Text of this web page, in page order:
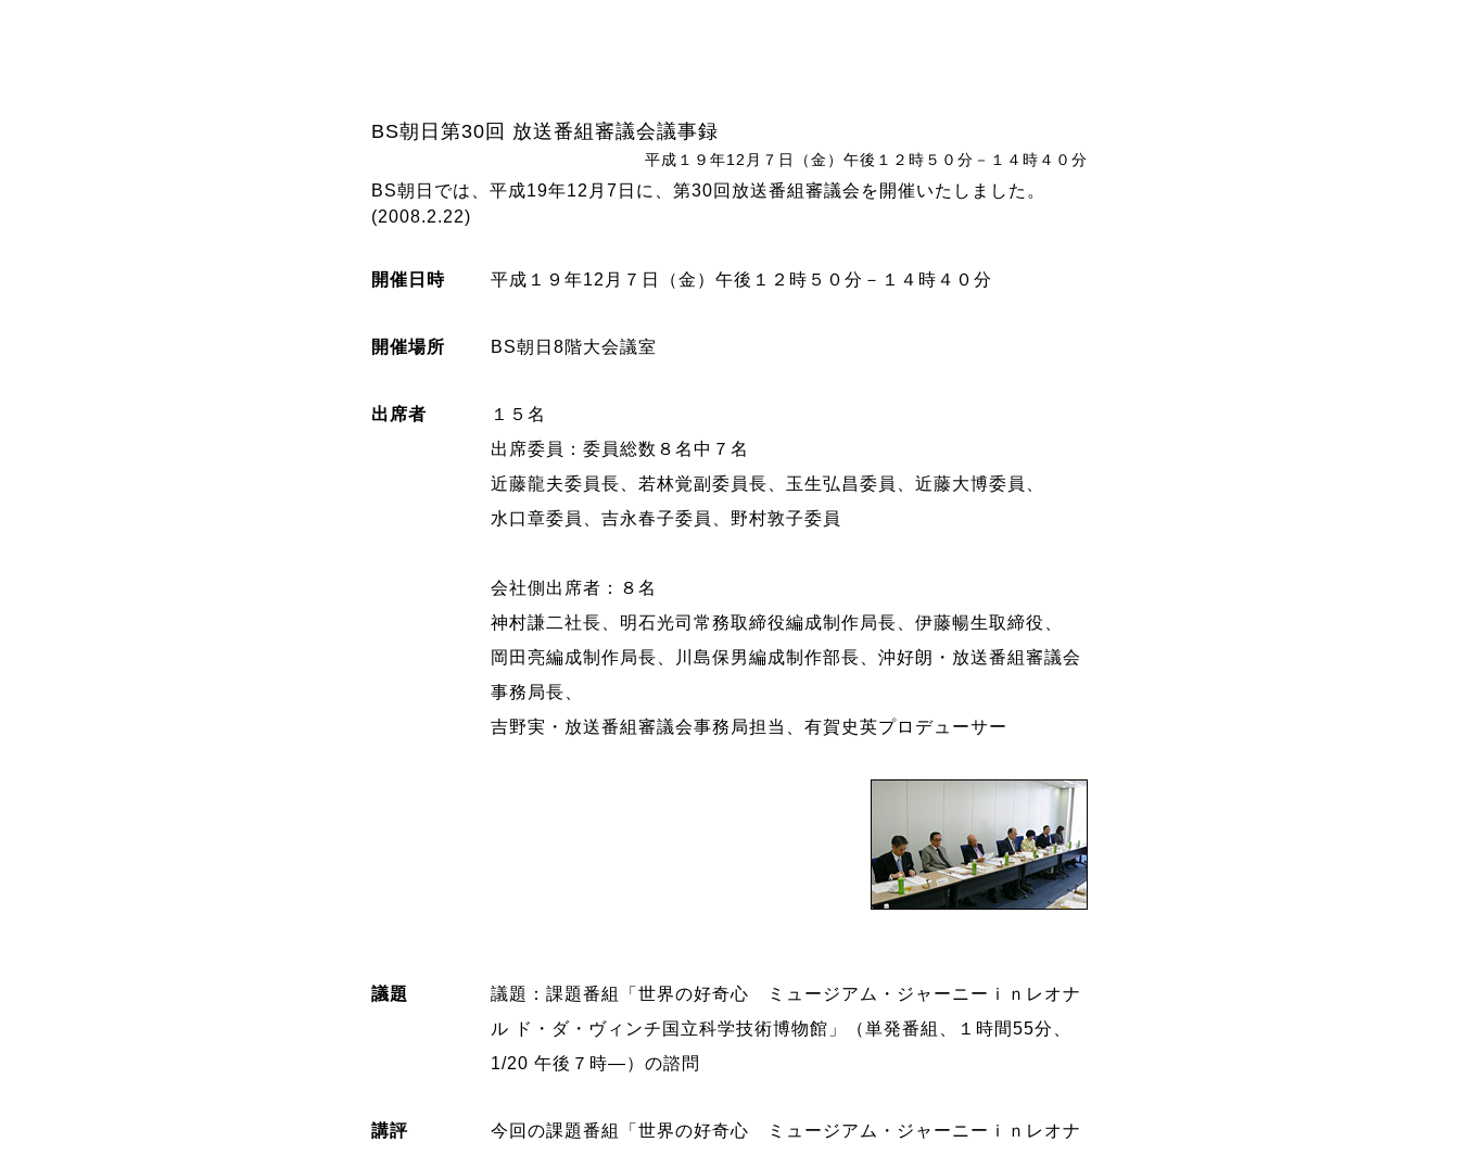
BS朝日第30回 放送番組審議会議事録
平成１９年12月７日（金）午後１２時５０分－１４時４０分
BS朝日では、平成19年12月7日に、第30回放送番組審議会を開催いたしました。
(2008.2.22)
開催日時 平成１９年12月７日（金）午後１２時５０分－１４時４０分
開催場所 BS朝日8階大会議室
出席者
１５名
出席委員：委員総数８名中７名
近藤龍夫委員長、若林覚副委員長、玉生弘昌委員、近藤大博委員、
水口章委員、吉永春子委員、野村敦子委員
会社側出席者：８名
神村謙二社長、明石光司常務取締役編成制作局長、伊藤暢生取締役、
岡田亮編成制作局長、川島保男編成制作部長、沖好朗・放送番組審議会
事務局長、
吉野実・放送番組審議会事務局担当、有賀史英プロデューサー
議題
議題：課題番組「世界の好奇心 ミュージアム・ジャーニーｉｎレオナ
ル ド・ダ・ヴィンチ国立科学技術博物館」（単発番組、１時間55分、
1/20 午後７時―）の諮問
講評
今回の課題番組「世界の好奇心 ミュージアム・ジャーニーｉｎレオナ